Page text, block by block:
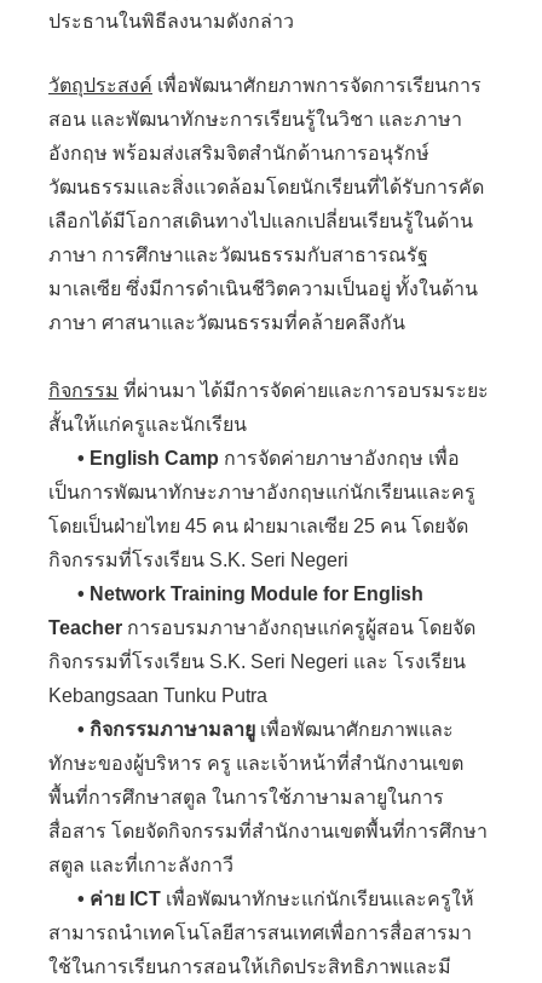
ประธานในพิธีลงนามดังกล่าว
วัตถุประสงค์ เพื่อพัฒนาศักยภาพการจัดการเรียนการ
สอน และพัฒนาทักษะการเรียนรู้ในวิชา และภาษา
อังกฤษ พร้อมส่งเสริมจิตสำนักด้านการอนุรักษ์
วัฒนธรรมและสิ่งแวดล้อมโดยนักเรียนที่ได้รับการคัด
เลือกได้มีโอกาสเดินทางไปแลกเปลี่ยนเรียนรู้ในด้าน
ภาษา การศึกษาและวัฒนธรรมกับสาธารณรัฐ
มาเลเซีย ซึ่งมีการดำเนินชีวิตความเป็นอยู่ ทั้งในด้าน
ภาษา ศาสนาและวัฒนธรรมที่คล้ายคลึงกัน
กิจกรรม ที่ผ่านมา ได้มีการจัดค่ายและการอบรมระยะ
สั้นให้แก่ครูและนักเรียน
• English Camp การจัดค่ายภาษาอังกฤษ เพื่อ
เป็นการพัฒนาทักษะภาษาอังกฤษแก่นักเรียนและครู
โดยเป็นฝ่ายไทย 45 คน ฝ่ายมาเลเซีย 25 คน โดยจัด
กิจกรรมที่โรงเรียน S.K. Seri Negeri
• Network Training Module for English
Teacher การอบรมภาษาอังกฤษแก่ครูผู้สอน โดยจัด
กิจกรรมที่โรงเรียน S.K. Seri Negeri และ โรงเรียน
Kebangsaan Tunku Putra
• กิจกรรมภาษามลายู เพื่อพัฒนาศักยภาพและ
ทักษะของผู้บริหาร ครู และเจ้าหน้าที่สำนักงานเขต
พื้นที่การศึกษาสตูล ในการใช้ภาษามลายูในการ
สื่อสาร โดยจัดกิจกรรมที่สำนักงานเขตพื้นที่การศึกษา
สตูล และที่เกาะลังกาวี
• ค่าย ICT เพื่อพัฒนาทักษะแก่นักเรียนและครูให้
สามารถนำเทคโนโลยีสารสนเทศเพื่อการสื่อสารมา
ใช้ในการเรียนการสอนให้เกิดประสิทธิภาพและมี